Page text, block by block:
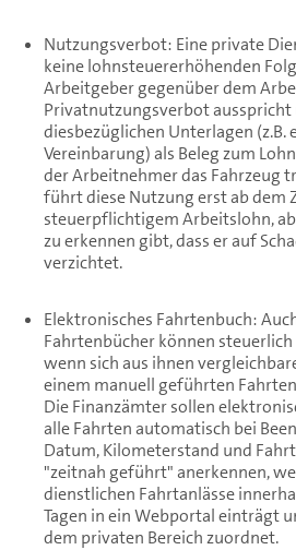
Nutzungsverbot: Eine private
keine lohnsteuererhöhenden
Arbeitgeber gegenüber dem
Privatnutzungsverbot ausspricht
diesbezüglichen Unterlagen
Vereinbarung) als Beleg zum
der Arbeitnehmer das Fahrzeug
führt diese Nutzung erst ab dem
steuerpflichtigem Arbeitslohn,
zu erkennen gibt, dass er auf
verzichtet.
Elektronisches Fahrtenbuch:
Fahrtenbücher können
wenn sich aus ihnen
einem manuell geführten
Die Finanzämter sollen
alle Fahrten automatisch bei
Datum, Kilometerstand und
"zeitnah geführt" anerkennen,
dienstlichen Fahrtanlässe
Tagen in ein Webportal einträgt
dem privaten Bereich zuordnet.